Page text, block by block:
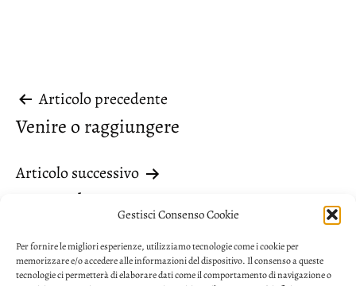
Gestisci Consenso Cookie
Per fornire le migliori esperienze, utilizziamo tecnologie come i cookie per
memorizzare e/o accedere alle informazioni del dispositivo. Il consenso a queste
tecnologie ci permetterà di elaborare dati come il comportamento di navigazione o
Navigazione
articoli
Articolo precedente
Venire o raggiungere
Articolo successivo
Concordanza